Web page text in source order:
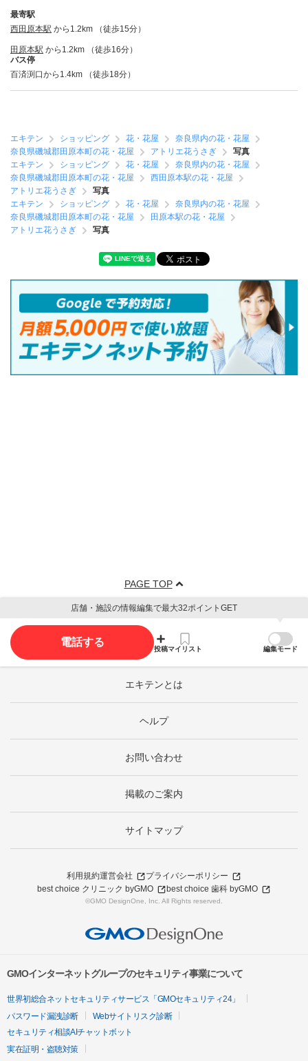
最寄駅
西田原本駅 から1.2km （徒歩15分）
田原本駅 から1.2km （徒歩16分）
バス停
百済渕口から1.4km （徒歩18分）
エキテン ショッピング 花・花屋
奈良県内の花・花屋
奈良県磯城郡田原本町の花・花屋
アトリエ花うさぎ
写真
エキテン
ショッピング 花・花屋
奈良県内の花・花屋
奈良県磯城郡田原本町の花・花屋
西田原本駅の花・花屋
アトリエ花うさぎ
写真
エキテン
ショッピング 花・花屋
奈良県内の花・花屋
奈良県磯城郡田原本町の花・花屋
田原本駅の花・花屋
アトリエ花うさぎ
写真
PAGE TOP
店舗・施設の情報編集で最大32ポイントGET
電話する
投稿マイリスト 編集モード
エキテンとは
ヘルプ
お問い合わせ
掲載のご案内
サイトマップ
利用規約運営会社
プライバシーポリシー
best choice クリニック byGMO
best choice 歯科 byGMO
©GMO DesignOne, Inc. All Rights reserved.
GMOインターネットグループのセキュリティ事業について
世界初総合ネットセキュリティサービス「GMOセキュリティ24」
パスワード漏洩診断
Webサイトリスク診断
セキュリティ相談AIチャットボット
実在証明・盗聴対策